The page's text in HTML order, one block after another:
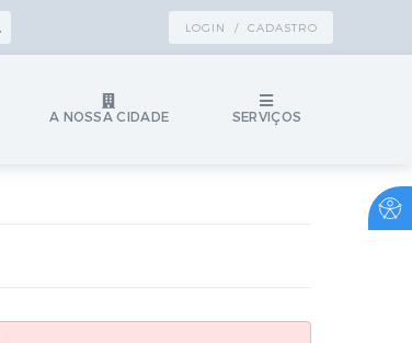
LOGIN / CADASTRO
A NOSSA CIDADE SERVIÇOS